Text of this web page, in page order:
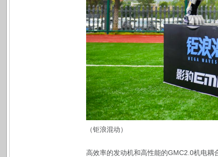
（钜浪混动）
高效率的发动机和高性能的GMC2.0机电耦